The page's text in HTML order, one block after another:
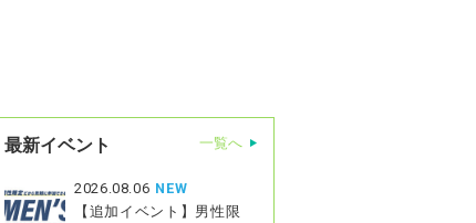
最新イベント 一覧へ
2026.08.06 NEW
【追加イベント】男性限